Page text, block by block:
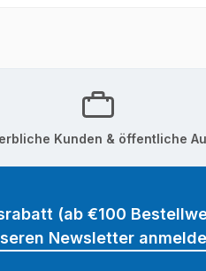
Kunden & öffentliche
(ab €100
Newsletter